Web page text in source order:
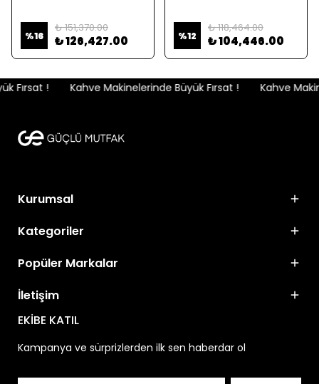
%16
₺ 151,370.00
₺ 126,427.00 %12
₺ 118,464.00
₺ 104,446.00
Fırsat ! Kahve Makinelerinde Büyük Fırsat ! Kahve
Kurumsal
Kategoriler
Popüler Markalar
İletişim
EKİBE KATIL
Kampanya ve sürprizlerden ilk sen haberdar ol